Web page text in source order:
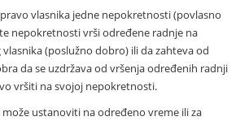
vlasnika jedne nepokretnosti (povlasno
nepokretnosti vrši određene radnje na
(poslužno dobro) ili da zahteva od
da se uzdržava od vršenja određenih radnji
vršiti na svojoj nepokretnosti.
ustanoviti na određeno vreme ili za